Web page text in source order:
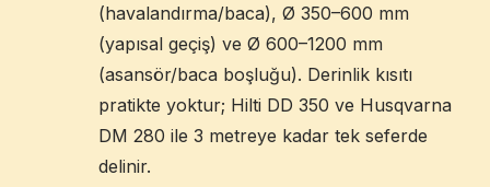
(havalandırma/baca), Ø 350–600 mm
(yapısal geçiş) ve Ø 600–1200 mm
(asansör/baca boşluğu). Derinlik kısıtı
pratikte yoktur; Hilti DD 350 ve Husqvarna
DM 280 ile 3 metreye kadar tek seferde
delinir.